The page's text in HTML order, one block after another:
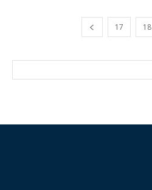
17 18